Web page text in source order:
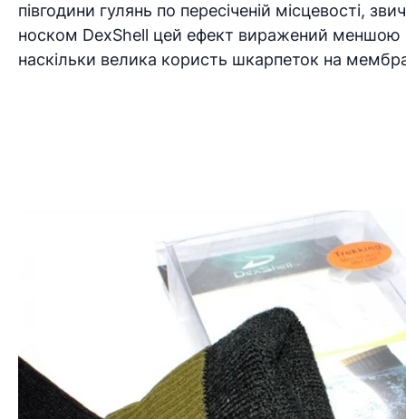
півгодини гулянь по пересіченій місцевості,
носком DexShell цей ефект виражений меншою
наскільки велика користь шкарпеток на